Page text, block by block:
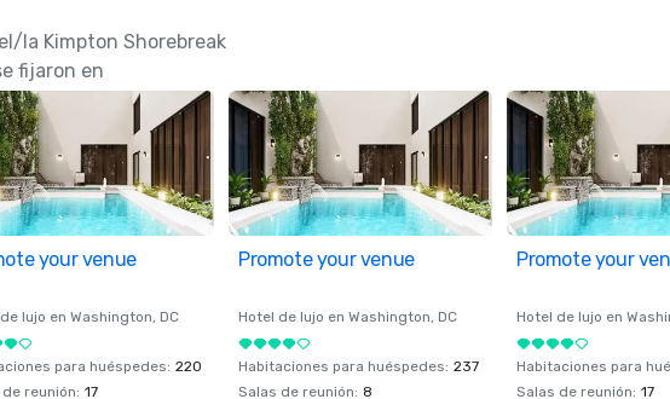
la Kimpton Shorebreak
fijaron en
your venue
lujo en Washington, DC
para huéspedes: 220
reunión: 17
Promote your venue
Hotel de lujo en Washington, DC
Habitaciones para huéspedes: 237
Salas de reunión: 8
Promote your
Hotel de lujo en
Habitaciones para
Salas de reunión: 17